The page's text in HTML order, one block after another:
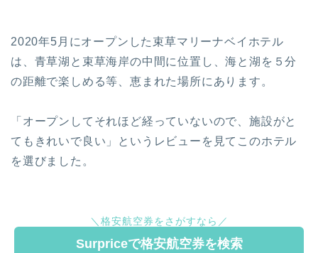
2020年5月にオープンした束草マリーナベイホテル
は、青草湖と束草海岸の中間に位置し、海と湖を５分
の距離で楽しめる等、恵まれた場所にあります。
「オープンしてそれほど経っていないので、施設がと
てもきれいで良い」
というレビューを見てこのホテル
を選びました。
＼格安航空券をさがすなら／
Surpriceで格安航空券を検索